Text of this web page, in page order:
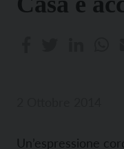
Un’espressione